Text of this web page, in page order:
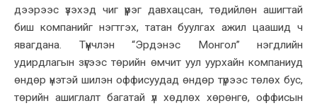
дээрээс үзэхэд чиг үүрэг давхацсан, төдийлөн ашигтай
биш компанийг нэгтгэх, татан буулгах ажил цаашид ч
явагдана. Түүнчлэн “Эрдэнэс Монгол” нэгдлийн
удирдлагын зүгээс төрийн өмчит уул уурхайн компаниуд
өндөр үнэтэй шилэн оффисуудад өндөр түрээс төлөх бус,
төрийн ашиглалт багатай үл хөдлөх хөрөнгө, оффисын